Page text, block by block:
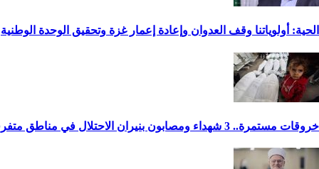
الحية: أولوياتنا وقف العدوان وإعادة إعمار غزة وتحقيق الوحدة الوطنية
خروقات مستمرة.. 3 شهداء ومصابون بنيران الاحتلال في مناطق متفرقة بالقطاع